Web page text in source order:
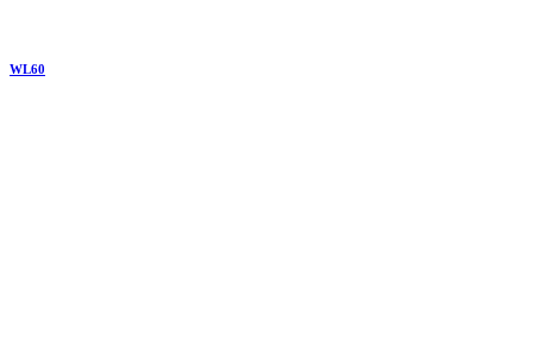
WL60